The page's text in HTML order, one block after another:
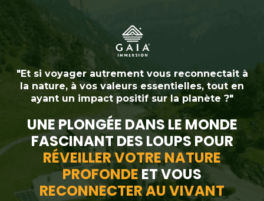
"Et si voyager autrement vous reconnectait à
la nature, à vos valeurs essentielles, tout en
ayant un impact positif sur la planète ?"
UNE PLONGÉE DANS LE MONDE
FASCINANT DES LOUPS POUR
RÉVEILLER VOTRE NATURE
PROFONDE ET VOUS
RECONNECTER AU VIVANT